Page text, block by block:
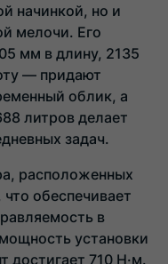
начинкой, но и
мелочи. Его
мм в длину, 2135
— придают
облик, а
литров делает
задач.
расположенных
обеспечивает
в
установки
710 Н·м.